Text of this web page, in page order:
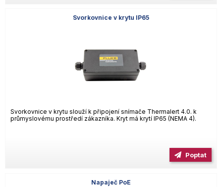
Svorkovnice v krytu IP65
Svorkovnice v krytu slouží k připojení snímače Thermalert 4.0. k
průmyslovému prostředí zákazníka. Kryt má krytí IP65 (NEMA 4).
Poptat
Napaječ PoE